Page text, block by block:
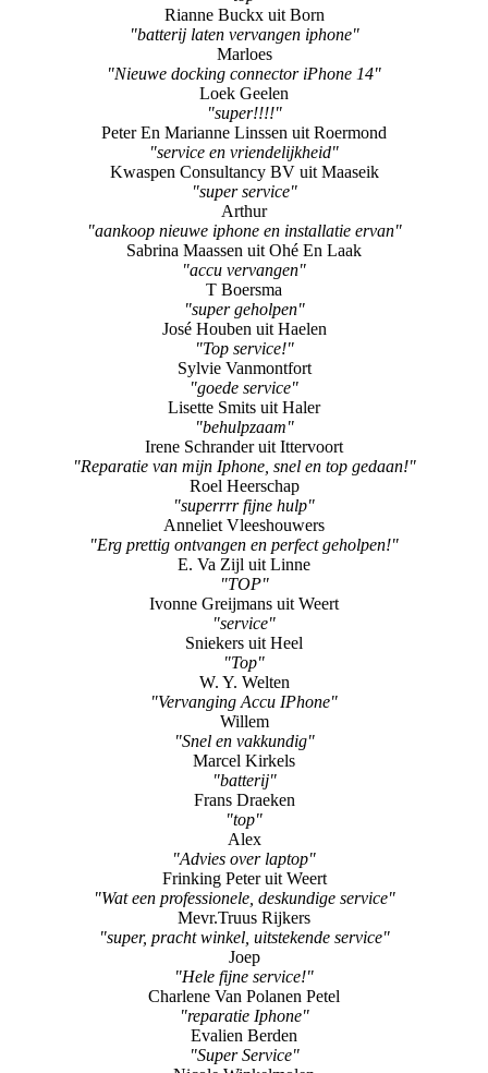
Rianne Buckx uit Born
"batterij laten vervangen iphone"
Marloes
"Nieuwe docking connector iPhone 14"
Loek Geelen
"super!!!!"
Peter En Marianne Linssen uit Roermond
"service en vriendelijkheid"
Kwaspen Consultancy BV uit Maaseik
"super service"
Arthur
"aankoop nieuwe iphone en installatie ervan"
Sabrina Maassen uit Ohé En Laak
"accu vervangen"
T Boersma
"super geholpen"
José Houben uit Haelen
"Top service!"
Sylvie Vanmontfort
"goede service"
Lisette Smits uit Haler
"behulpzaam"
Irene Schrander uit Ittervoort
"Reparatie van mijn Iphone, snel en top gedaan!"
Roel Heerschap
"superrrr fijne hulp"
Anneliet Vleeshouwers
"Erg prettig ontvangen en perfect geholpen!"
E. Va Zijl uit Linne
"TOP"
Ivonne Greijmans uit Weert
"service"
Sniekers uit Heel
"Top"
W. Y. Welten
"Vervanging Accu IPhone"
Willem
"Snel en vakkundig"
Marcel Kirkels
"batterij"
Frans Draeken
"top"
Alex
"Advies over laptop"
Frinking Peter uit Weert
"Wat een professionele, deskundige service"
Mevr.Truus Rijkers
"super, pracht winkel, uitstekende service"
Joep
"Hele fijne service!"
Charlene Van Polanen Petel
"reparatie Iphone"
Evalien Berden
"Super Service"